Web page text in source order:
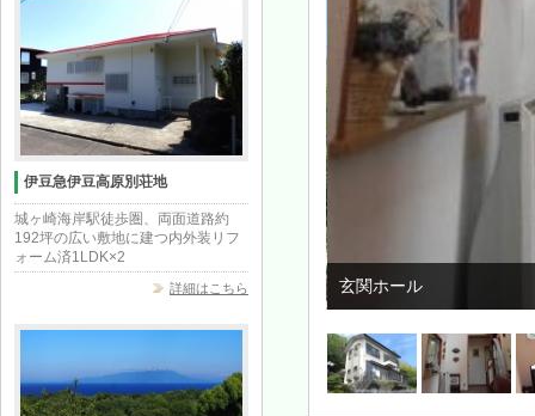
伊豆急伊豆高原別荘地
城ヶ崎海岸駅徒歩圏、両面道路約
192坪の広い敷地に建つ内外装リフ
ォーム済1LDK×2
詳細はこちら 玄関ホール